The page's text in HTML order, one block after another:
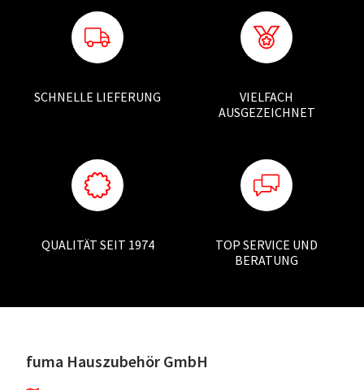
SCHNELLE LIEFERUNG
VIELFACH
AUSGEZEICHNET
QUALITÄT SEIT 1974
TOP SERVICE UND
BERATUNG
fuma Hauszubehör GmbH